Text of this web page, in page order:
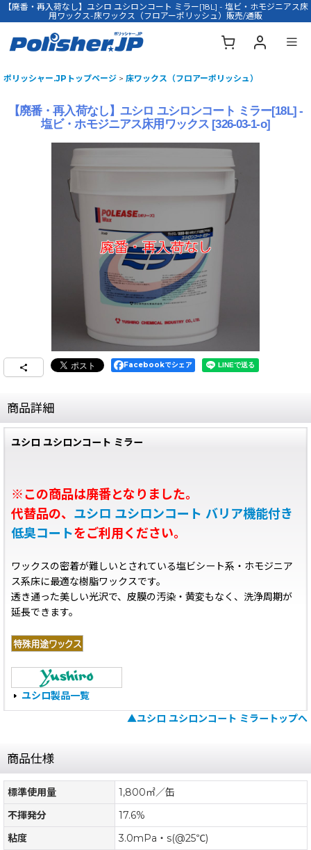
【廃番・再入荷なし】ユシロ ユシロンコート ミラー[18L] - 塩ビ・ホモジニアス床
用ワックス-床ワックス（フロアーポリッシュ）販売/通販
ポリッシャー.JPトップページ > 床ワックス（フロアーポリッシュ）
【廃番・再入荷なし】ユシロ ユシロンコート ミラー[18L] -
塩ビ・ホモジニアス床用ワックス [326-03-1-o]
Facebookでシェア
商品詳細
ユシロ ユシロンコート ミラー
※この商品は廃番となりました。
代替品の、 ユシロ ユシロンコート バリア機能付き
低臭コートをご利用ください。
ワックスの密着が難しいとされている塩ビシート系・ホモジニア
ス系床に最適な樹脂ワックスです。
透き通った美しい光沢で、皮膜の汚染・黄変もなく、洗浄周期が
延長できます。
ユシロ製品一覧
▲ユシロ ユシロンコート ミラートップへ
商品仕様
標準使用量
1,800㎡／缶
不揮発分
17.6%
粘度
3.0mPa・s(@25℃)